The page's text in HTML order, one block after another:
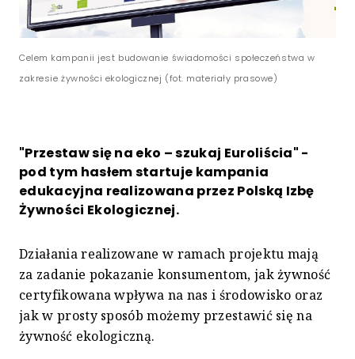
Celem kampanii jest budowanie świadomości społeczeństwa w
zakresie żywności ekologicznej (fot. materiały prasowe)
"Przestaw się na eko – szukaj Euroliścia" -
pod tym hasłem startuje kampania
edukacyjna realizowana przez Polską Izbę
Żywności Ekologicznej.
Działania realizowane w ramach projektu mają
za zadanie pokazanie konsumentom, jak żywność
certyfikowana wpływa na nas i środowisko oraz
jak w prosty sposób możemy przestawić się na
żywność ekologiczną.